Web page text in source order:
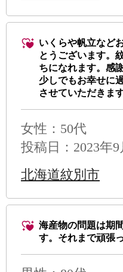
いくらや帆立など
とうございます。
ちになれます。感
少しでもお幸せに
させていただきます
女性：50代
投稿日：2023年9
北海道紋別市
海産物の問題は期
す。それまで頑張